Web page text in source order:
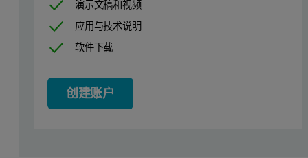
图1 20% Mn 样品的室温典型测量 XRD 图样。红色线表示测
从 Aeris 台式衍射仪获得的高质量数据被认为适合进行
演示文稿和视频
应用与技术说明
软件下载
创建账户